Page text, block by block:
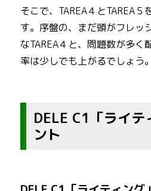
そこで、TAREA４とTAREA
す。序盤の、まだ頭がフレッ
なTAREA４と、問題数が多く
率は少しでも上がるでしょう。
DELE C1「ライ
ント